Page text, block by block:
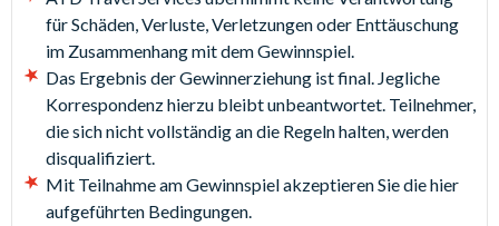
für Schäden, Verluste, Verletzungen oder Enttäuschung
im Zusammenhang mit dem Gewinnspiel.
Das Ergebnis der Gewinnerziehung ist final. Jegliche
Korrespondenz hierzu bleibt unbeantwortet. Teilnehmer,
die sich nicht vollständig an die Regeln halten, werden
disqualifiziert.
Mit Teilnahme am Gewinnspiel akzeptieren Sie die hier
aufgeführten Bedingungen.